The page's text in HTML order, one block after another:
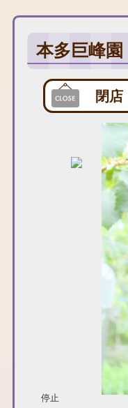
本多巨峰園
閉店
停止